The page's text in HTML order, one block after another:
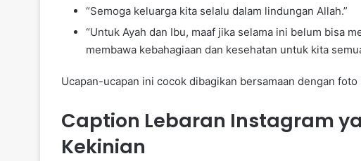
“Semoga keluarga kita selalu dalam lindungan Allah.”
“Untuk Ayah dan Ibu, maaf jika selama ini belum bisa
membawa kebahagiaan dan kesehatan untuk kita
Ucapan-ucapan ini cocok dibagikan bersamaan dengan
Caption Lebaran Instagram
Kekinian